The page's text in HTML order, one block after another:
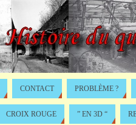
CONTACT PROBLÈME ?
CROIX ROUGE ” EN 3D “